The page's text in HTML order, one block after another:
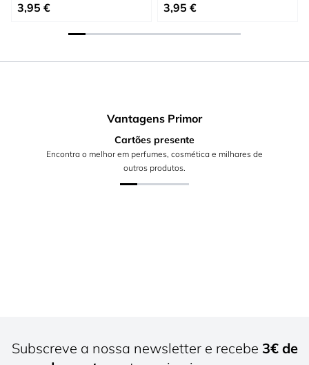
3,95 €
3,95 €
Vantagens Primor
Cartões presente
Encontra o melhor em perfumes, cosmética e milhares de
outros produtos.
Subscreve a nossa newsletter e recebe 3€ de